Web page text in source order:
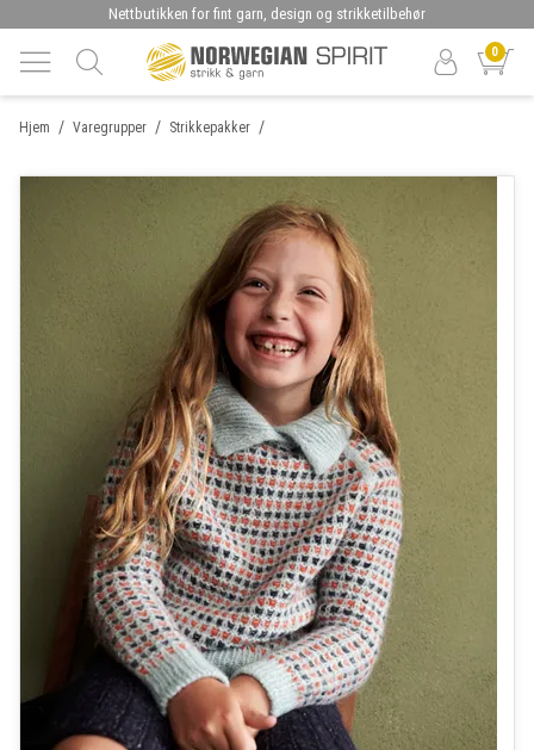
Nettbutikken for fint garn, design og strikketilbehør
0
/
Hjem /
Varegrupper /
Strikkepakker